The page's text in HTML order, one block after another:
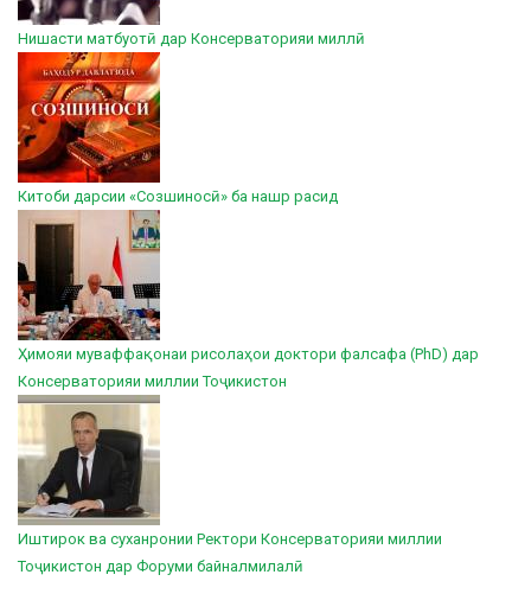
Нишасти матбуотӣ дар Консерваторияи миллӣ
Китоби дарсии «Созшиносӣ» ба нашр расид
Ҳимояи муваффақонаи рисолаҳои доктори фалсафа (PhD) дар
Консерваторияи миллии Тоҷикистон
Иштирок ва суханронии Ректори Консерваторияи миллии
Тоҷикистон дар Форуми байналмилалӣ